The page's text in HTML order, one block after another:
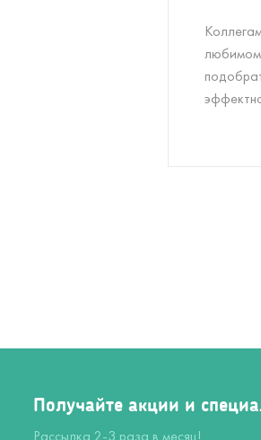
Получайте акции и
Рассылка 2-3 раза в месяц!